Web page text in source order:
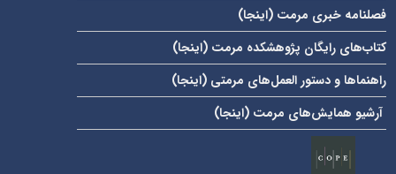
فصلنامه خبری مرمت ( اینجا)
کتاب‌های رایگان پژوهشکده مرمت ( اینجا)
راهنماها و دستور العمل‌های مرمتی ( اینجا)
آرشیو همایش‌های مرمت ( اینجا)